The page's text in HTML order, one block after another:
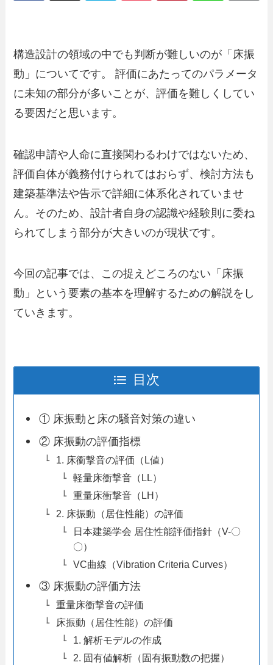
構造設計の領域の中でも判断が難しいのが「床振
動」についてです。 評価にあたってのパラメータ
に未知の部分が多いことが、評価を難しくしてい
る要因だと思います。
確認申請や人命に直接関わるわけではないため、
評価自体が義務付けられてはおらず、検討方法も
建築基準法や告示で詳細に体系化されていませ
ん。そのため、設計者自身の認識や経験則に委ね
られてしまう部分が大きいのが現状です。
今回の記事では、この捉えどころのない「床振
動」という要素の基本を理解するための解説をし
ていきます。
目次
① 床振動と床の騒音対策の違い
② 床振動の評価指標
1. 床衝撃音の評価（L値）
軽量床衝撃音（LL）
重量床衝撃音（LH）
2. 床振動（居住性能）の評価
日本建築学会 居住性能評価指針（V-〇
〇）
VC曲線（Vibration Criteria Curves）
③ 床振動の評価方法
重量床衝撃音の評価
床振動（居住性能）の評価
1. 解析モデルの作成
2. 固有値解析（固有振動数の把握）